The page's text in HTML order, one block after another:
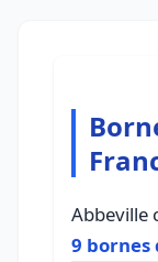
Abbeville
9 bornes